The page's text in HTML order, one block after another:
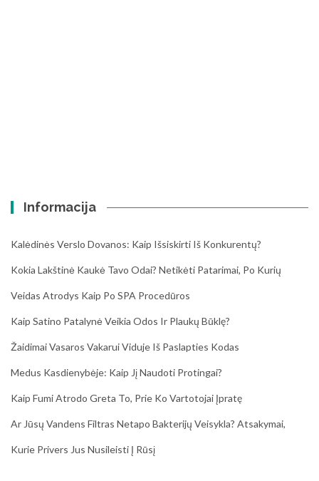
Informacija
Kalėdinės Verslo Dovanos: Kaip Išsiskirti Iš Konkurentų?
Kokia Lakštinė Kaukė Tavo Odai? Netikėti Patarimai, Po Kurių
Veidas Atrodys Kaip Po SPA Procedūros
Kaip Satino Patalynė Veikia Odos Ir Plaukų Būklę?
Žaidimai Vasaros Vakarui Viduje Iš Paslapties Kodas
Medus Kasdienybėje: Kaip Jį Naudoti Protingai?
Kaip Fumi Atrodo Greta To, Prie Ko Vartotojai Įpratę
Ar Jūsų Vandens Filtras Netapo Bakterijų Veisykla? Atsakymai,
Kurie Privers Jus Nusileisti Į Rūsį